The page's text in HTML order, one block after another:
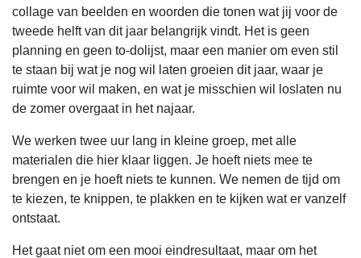
collage van beelden en woorden die tonen wat jij voor de
tweede helft van dit jaar belangrijk vindt. Het is geen
planning en geen to-dolijst, maar een manier om even stil
te staan bij wat je nog wil laten groeien dit jaar, waar je
ruimte voor wil maken, en wat je misschien wil loslaten nu
de zomer overgaat in het najaar.
We werken twee uur lang in kleine groep, met alle
materialen die hier klaar liggen. Je hoeft niets mee te
brengen en je hoeft niets te kunnen. We nemen de tijd om
te kiezen, te knippen, te plakken en te kijken wat er vanzelf
ontstaat.
Het gaat niet om een mooi eindresultaat, maar om het